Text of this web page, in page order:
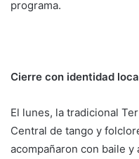
programa.
Cierre con identidad
El lunes, la tradicional
Central de tango y
acompañaron con baile